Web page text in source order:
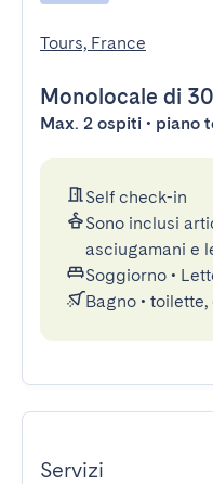
Tours, France
Monolocale di
Max. 2 ospiti • piano
Self check-in
Sono inclusi
asciugamani e
Soggiorno •
Bagno • toilette,
Servizi